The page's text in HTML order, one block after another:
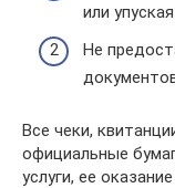
или
Не
Все чеки,
официальные
услуги, ее